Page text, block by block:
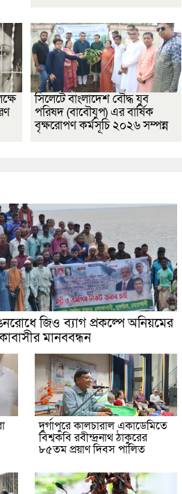
সিলেটে বাংলাদেশ বৌদ্ধ যুব
পরিষদ (বাবৌযুপ) এর বার্ষিক
বৃক্ষরোপণ কর্মসূচি ২০২৬ সম্পন্ন
জিও ব্যাগ প্রকল্পে অনিয়মের
মানববন্ধন
দুর্গাপুরে কালচারাল একাডেমিতে
বিশ্বকবি রবীন্দ্রনাথ ঠাকুরের
৮৫তম প্রয়াণ দিবস পালিত